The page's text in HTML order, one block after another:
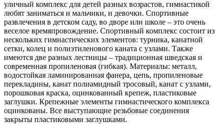
уличный комплекс для детей разных возрастов, гимнастикой
любят заниматься и мальчики, и девочки. Спортивные
развлечения в детском саду, во дворе или школе – это очень
веселое времяпровождение. Спортивный комплекс состоит из
нескольких гимнастических элементов: турника, канатной
сетки, колец и полиэтиленового каната с узлами. Также
имеются две разных лестницы – традиционная шведская и
современная пропиленовая (гибкая). Материалы: металл,
водостойкая ламинированная фанера, цепь, пропиленовые
перекладины, канат полиамидный тросовый, канат с узлами,
порошковая краска, оцинкованный крепеж, пластиковые
заглушки. Крепежные элементы гимнастического комплекса
оцинкованы. Все выступающие резьбовые соединения
закрыты пластиковыми заглушками.